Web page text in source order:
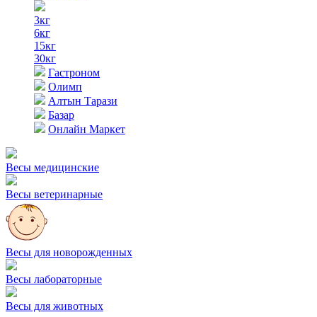
3кг
6кг
15кг
30кг
Гастроном
Олимп
Алтын Тарази
Базар
Онлайн Маркет
Весы медицинские
Весы ветеринарные
Весы для новорожденных
Весы лабораторные
Весы для животных